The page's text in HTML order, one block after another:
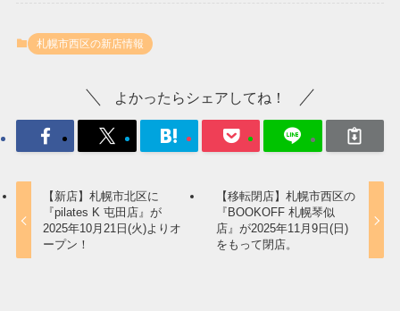
札幌市西区の新店情報
よかったらシェアしてね！
【新店】札幌市北区に
『pilates K 屯田店』が
2025年10月21日(火)よりオ
ープン！
【移転閉店】札幌市西区の
『BOOKOFF 札幌琴似
店』が2025年11月9日(日)
をもって閉店。